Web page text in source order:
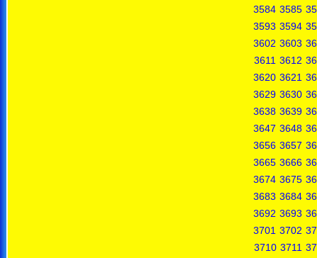
3584 3585
3593 3594
3602 3603
3611 3612
3620 3621
3629 3630
3638 3639
3647 3648
3656 3657
3665 3666
3674 3675
3683 3684
3692 3693
3701 3702
3710 3711